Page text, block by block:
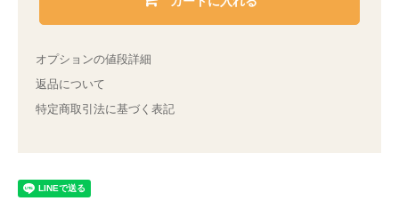
オプションの値段詳細
返品について
特定商取引法に基づく表記